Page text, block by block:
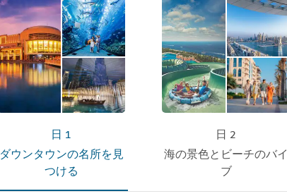
日 1
ダウンタウンの名所を見
つける
日 2
海の景色とビーチのバイ
ブ